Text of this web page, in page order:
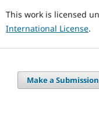
This work is licensed
International License.
Make a Submission